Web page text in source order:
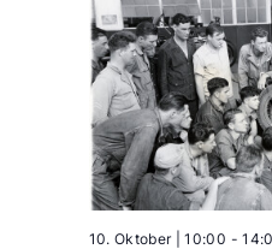
10. Oktober | 10:00 -